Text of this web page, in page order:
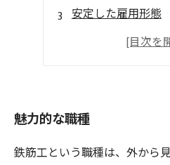
安定した雇用形態
やりがいがありま
魅力的な職種
鉄筋工という職種は、外から